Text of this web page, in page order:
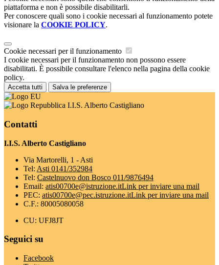
piattaforma e non è possibile disabilitarli.
Per conoscere quali sono i cookie necessari al funzionamento potete
visionare la COOKIE POLICY.
Cookie necessari per il funzionamento
I cookie necessari per il funzionamento non possono essere
disabilitati. È possibile consultare l'elenco nella pagina della cookie
policy.
Accetta tutti Salva le preferenze
I.I.S. Alberto Castigliano
Contatti
I.I.S. Alberto Castigliano
Via Martorelli, 1 - Asti
Tel: Asti 0141/352984
Tel: Castelnuovo don Bosco 011/9876494
Email: atis00700e@istruzione.itLink per inviare una mail
PEC: atis00700e@pec.istruzione.itLink per inviare una mail
C.F.: 80005080058
CU: UFJ8JT
Seguici su
Facebook